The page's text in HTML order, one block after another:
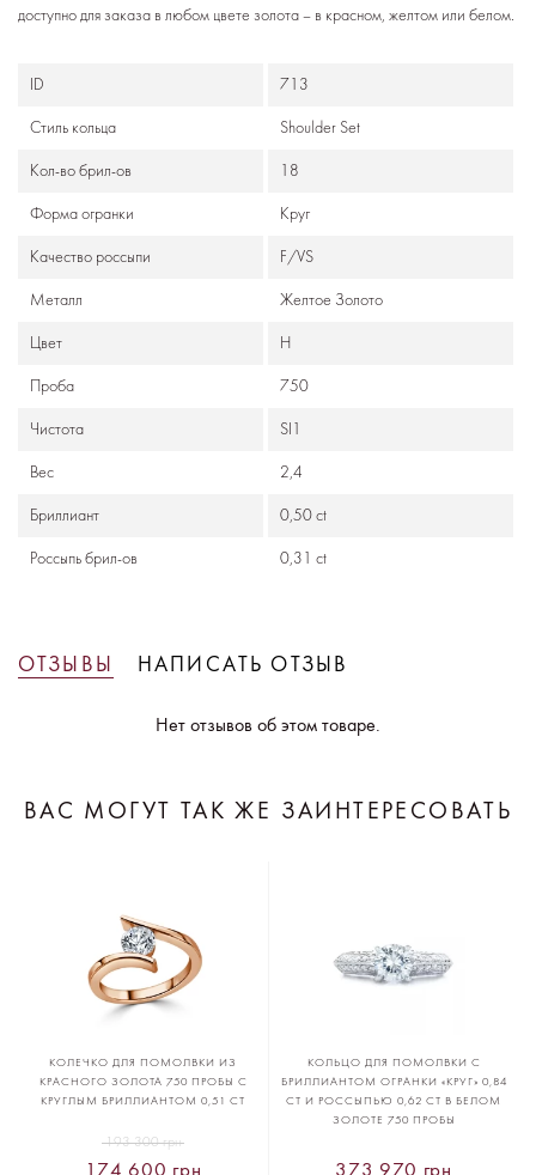
доступно для заказа в любом цвете золота – в красном, желтом или белом.
ID 713
Стиль кольца Shoulder Set
Кол-во брил-ов 18
Формa огранки Круг
Качество россыпи F/VS
Металл Желтое Золото
Цвет H
Проба 750
Чистота SI1
Вес 2,4
Бриллиант 0,50 ct
Россыпь брил-ов 0,31 ct
ОТЗЫВЫ НАПИСАТЬ ОТЗЫВ
Нет отзывов об этом товаре.
ВАС МОГУТ ТАК ЖЕ ЗАИНТЕРЕСОВАТЬ
КОЛЕЧКО ДЛЯ ПОМОЛВКИ ИЗ
КРАСНОГО ЗОЛОТА 750 ПРОБЫ С
КРУГЛЫМ БРИЛЛИАНТОМ 0,51 CT
174 600 грн
193 300 грн
КОЛЬЦО ДЛЯ ПОМОЛВКИ С
БРИЛЛИАНТОМ ОГРАНКИ «КРУГ» 0,84
CT И РОССЫПЬЮ 0,62 CT В БЕЛОМ
ЗОЛОТЕ 750 ПРОБЫ
373 970 грн